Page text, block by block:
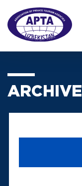
ARCHIVE